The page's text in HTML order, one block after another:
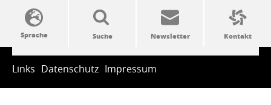
SSW-Politik von A bis Z
Links Datenschutz Impressum